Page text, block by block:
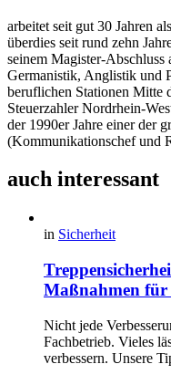
arbeitet seit gut 30 Jahren
überdies seit rund zehn
seinem Magister-
Germanistik, Anglistik und
beruflichen Stationen Mitte
Steuerzahler Nordrhein-
der 1990er Jahre einer der
(Kommunikationschef und
auch interessant
in Sicherheit
Maßnahmen für
Nicht jede
Fachbetrieb. Vieles
verbessern. Unsere